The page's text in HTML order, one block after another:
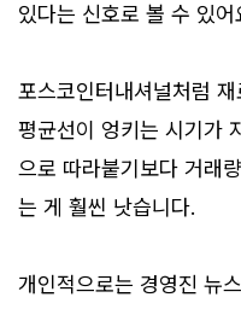
있다는 신호로 볼 수 있어
포스코인터내셔널처럼
평균선이 엉키는 시기가
으로 따라붙기보다 거래
는 게 훨씬 낫습니다.
개인적으로는 경영진 뉴